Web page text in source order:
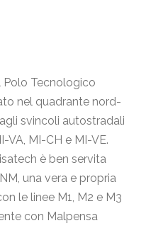
Polo Tecnologico
nel quadrante nord-
svincoli autostradali
VA, MI-CH e MI-VE.
è ben servita
una vera e propria
le linee M1, M2 e M3
con Malpensa